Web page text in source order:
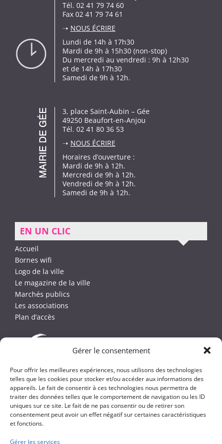
Gérer le consentement
Pour offrir les meilleures expériences, nous utilisons des technologies
telles que les cookies pour stocker et/ou accéder aux informations des
appareils. Le fait de consentir à ces technologies nous permettra de
traiter des données telles que le comportement de navigation ou les ID
uniques sur ce site. Le fait de ne pas consentir ou de retirer son
consentement peut avoir un effet négatif sur certaines caractéristiques
et fonctions.
Gérer les services
Tél. 02 41 79 74 60
Fax 02 41 79 74 61
➝ NOUS ÉCRIRE
Lundi de 14h à 17h30
Mardi de 9h à 15h30 (non-stop)
Du mercredi au vendredi : 9h à 12h30
et de 14h à 17h30
Samedi de 9h à 12h.
3, place Saint-Aubin – Gée
49250 Beaufort-en-Anjou
Tél. 02 41 80 36 53
➝ NOUS ÉCRIRE
Horaires d’ouverture :
Mardi de 9h à 12h.
Mercredi de 9h à 12h.
Vendredi de 9h à 12h.
Samedi de 9h à 12h.
EN UN CLIC
Accueil
Bornes wifi
Logo de la ville
Le magazine de la ville
Marchés publics
Les associations
Plan d’accès